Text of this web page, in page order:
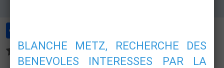
Aucune note. Soyez le premier à attribuer une note !
BLANCHE METZ, RECHERCHE DES
BENEVOLES INTERESSES PAR LA